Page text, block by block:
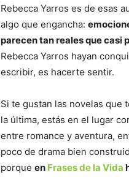
Rebecca Yarros es de esas
algo que engancha:
parecen tan reales que casi
Rebecca Yarros hayan
escribir, es hacerte sentir.
Si te gustan las novelas que
la última, estás en el lugar
entre romance y aventura,
poco de drama bien
porque en Frases de la Vida